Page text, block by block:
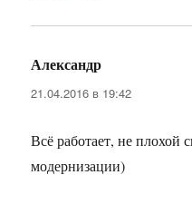
Александр
21.04.2016 в 19:42
Всё работает, не плохой
модернизации)